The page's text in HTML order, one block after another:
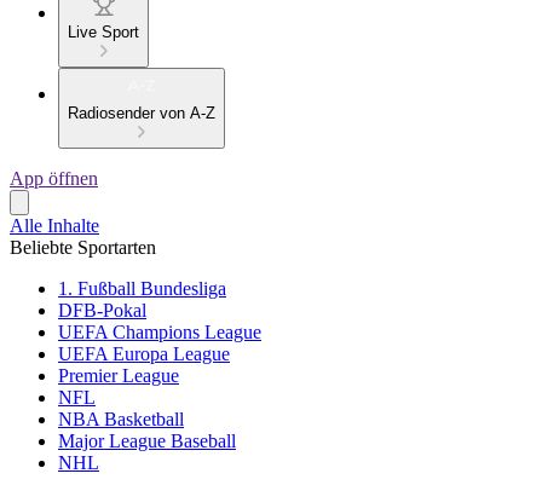
Live Sport
Radiosender von A-Z
App öffnen
Alle Inhalte
Beliebte Sportarten
1. Fußball Bundesliga
DFB-Pokal
UEFA Champions League
UEFA Europa League
Premier League
NFL
NBA Basketball
Major League Baseball
NHL